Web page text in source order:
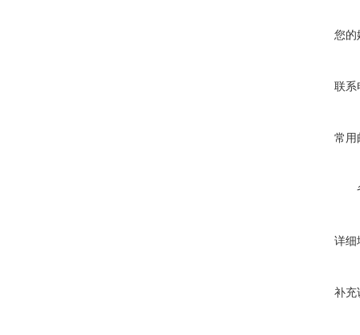
您的
联系
常用
详细
补充